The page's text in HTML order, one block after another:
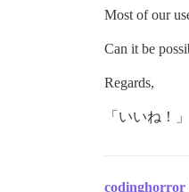
Most of our
Can it be
Regards,
「いいね！
codinghorror